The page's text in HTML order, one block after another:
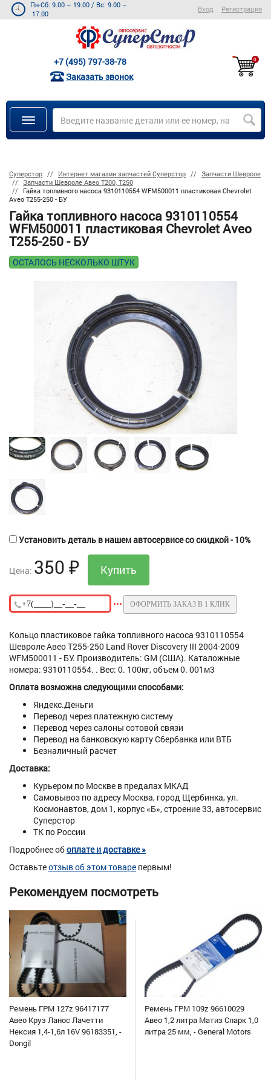
Пн-Сб: 9.00 – 19.00 / Вс: 9.00 –
17.00
Вход Регистрация
+7 (495) 797-38-78
Заказать звонок
0
Суперстор Интернет магазин запчастей Суперстор
Запчасти Шевроле
Запчасти Шевроле Авео Т200, Т250
Гайка топливного насоса 9310110554 WFM500011 пластиковая Chevrolet
Aveo Т255-250 - БУ
Гайка топливного насоса 9310110554
WFM500011 пластиковая Chevrolet Aveo
Т255-250 - БУ
ОСТАЛОСЬ НЕСКОЛЬКО ШТУК
Установить деталь в нашем автосервисе со скидкой - 10%
Цена: 350 ₽
ОФОРМИТЬ ЗАКАЗ В 1 КЛИК
Кольцо пластиковое гайка топливного насоса 9310110554
Шевроле Авео Т255-250 Land Rover Discovery III 2004-2009
WFM500011 - БУ. Производитель: GM (США). Каталожные
номера: 9310110554. . Вес: 0. 100кг, объем 0. 001м3
Оплата возможна следующими способами:
Яндекс.Деньги
Перевод через платежную систему
Перевод через салоны сотовой связи
Перевод на банковскую карту Сбербанка или ВТБ
Безналичный расчет
Доставка:
Курьером по Москве в предалах МКАД
Самовывоз по адресу Москва, город Щербинка, ул.
Космонавтов, дом 1, корпус «Б», строение 33, автосервис
Суперстор
ТК по России
Подробнее обоплате и доставке »
Оставьтеотзыв об этом товаре первым!
Рекомендуем посмотреть
Ремень ГРМ 127z 96417177
Авео Круз Ланос Лачетти
Нексия 1,4-1,6л 16V 96183351, -
Dongil
Ремень ГРМ 109z 96610029
Авео 1,2 литра Матиз Спарк 1,0
литра 25 мм, - General Motors